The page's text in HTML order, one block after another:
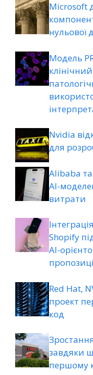
Microsoft
нульової
Модель
Nvidia
для
Alibaba
AI-
витрати
Shopify
AI-
Red Hat,
проект
код
завдяки
першому